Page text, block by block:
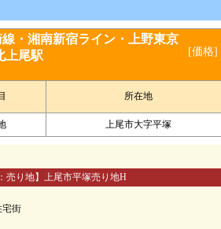
線・湘南新宿ライン・上野東京
上尾駅
[価格]
所在地
上尾市大字平塚
売り地】上尾市平塚売り地H
街